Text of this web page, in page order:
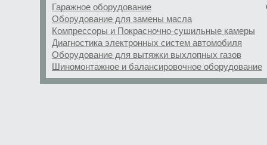
Гаражное оборудование
Оборудование для замены масла
Компрессоры и Покрасночно-сушильные камеры
Диагностика электронных систем автомобиля
Оборудование для вытяжки выхлопных газов
Шиномонтажное и балансировочное оборудование